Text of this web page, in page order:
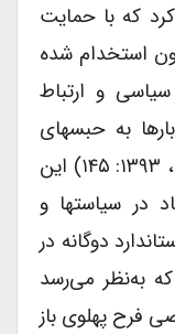
که با حمایت
استخدام شده
و ارتباط
به حبس­های
طولانی محکوم شدند. (اسناد ساواک، ۱۳۹۳: ۱۴۵) این
سیاست­ها و
دوگانه در
به‌نظر می‌رسد
فرح پهلوی باز